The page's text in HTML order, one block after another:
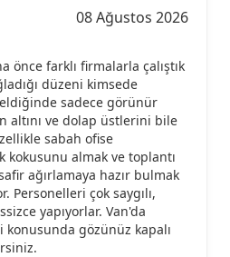
08 Ağustos 2026
önce farklı firmalarla çalıştık
düzeni kimsede
sadece görünür
altını ve dolap üstlerini bile
sabah ofise
almak ve toplantı
ağırlamaya hazır bulmak
Personelleri çok saygılı,
yapıyorlar. Van'da
gözünüz kapalı